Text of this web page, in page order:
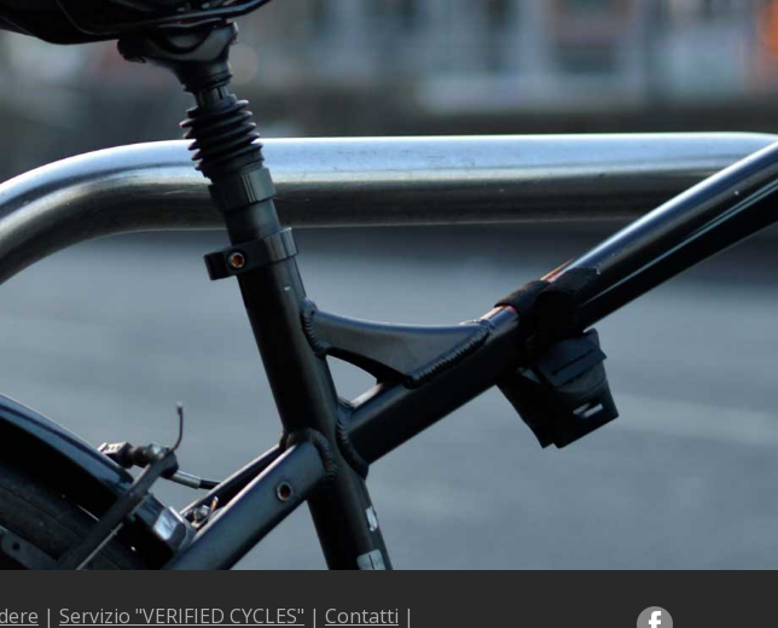
| Servizio "VERIFIED CYCLES" | Contatti |